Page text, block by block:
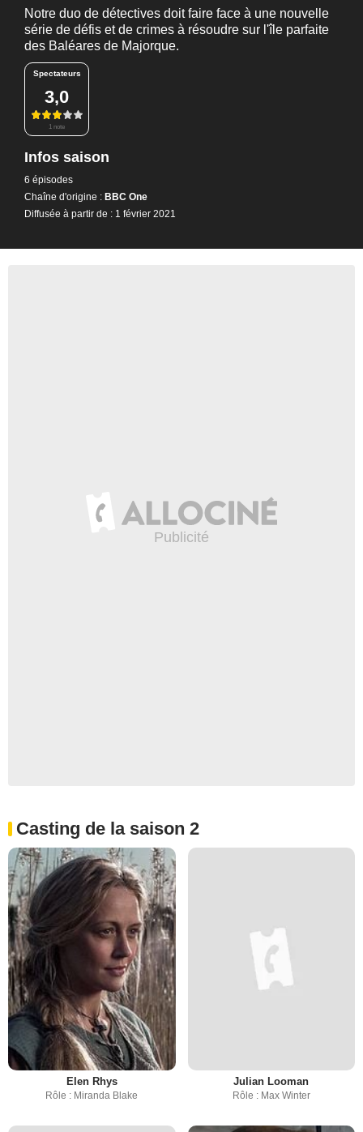
Notre duo de détectives doit faire face à une nouvelle
série de défis et de crimes à résoudre sur l'île parfaite
des Baléares de Majorque.
Spectateurs
3,0
1 note
Infos saison
6 épisodes
Chaîne d'origine : BBC One
Diffusée à partir de : 1 février 2021
Casting de la saison 2
Elen Rhys
Rôle : Miranda Blake
Julian Looman
Rôle : Max Winter